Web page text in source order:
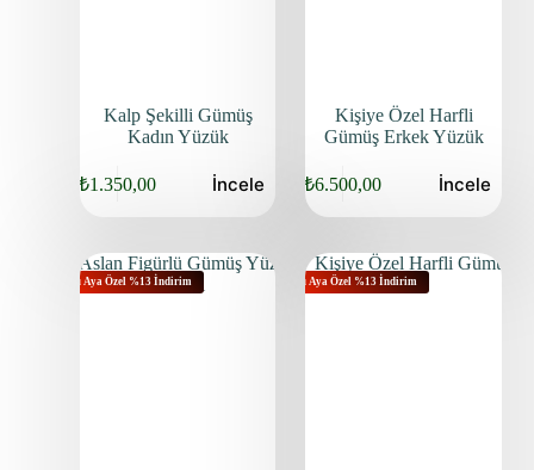
Kalp Şekilli Gümüş
Kadın Yüzük
₺1.350,00 İncele
Kişiye Özel Harfli
Gümüş Erkek Yüzük
₺6.500,00 İncele
Bu Aya Özel %13 İndirim Bu Aya Özel %13 İndirim